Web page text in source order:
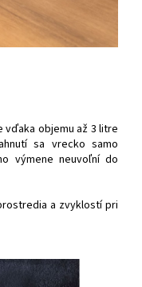
vďaka objemu až 3 litre
sa vrecko samo
výmene neuvoľní do
a zvyklostí pri